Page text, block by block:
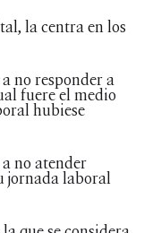
la centra en los
no responder a
fuere el medio
hubiese
no atender
jornada laboral